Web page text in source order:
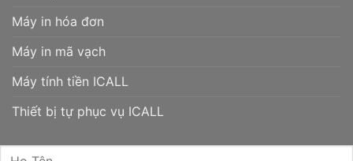
Máy in hóa đơn
Máy in mã vạch
Máy tính tiền ICALL
Thiết bị tự phục vụ ICALL